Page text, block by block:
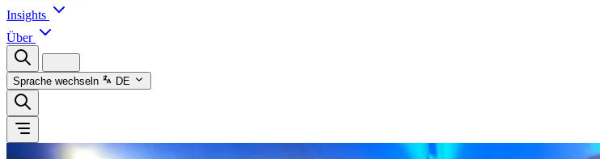
Insights
Über
Sprache wechseln DE